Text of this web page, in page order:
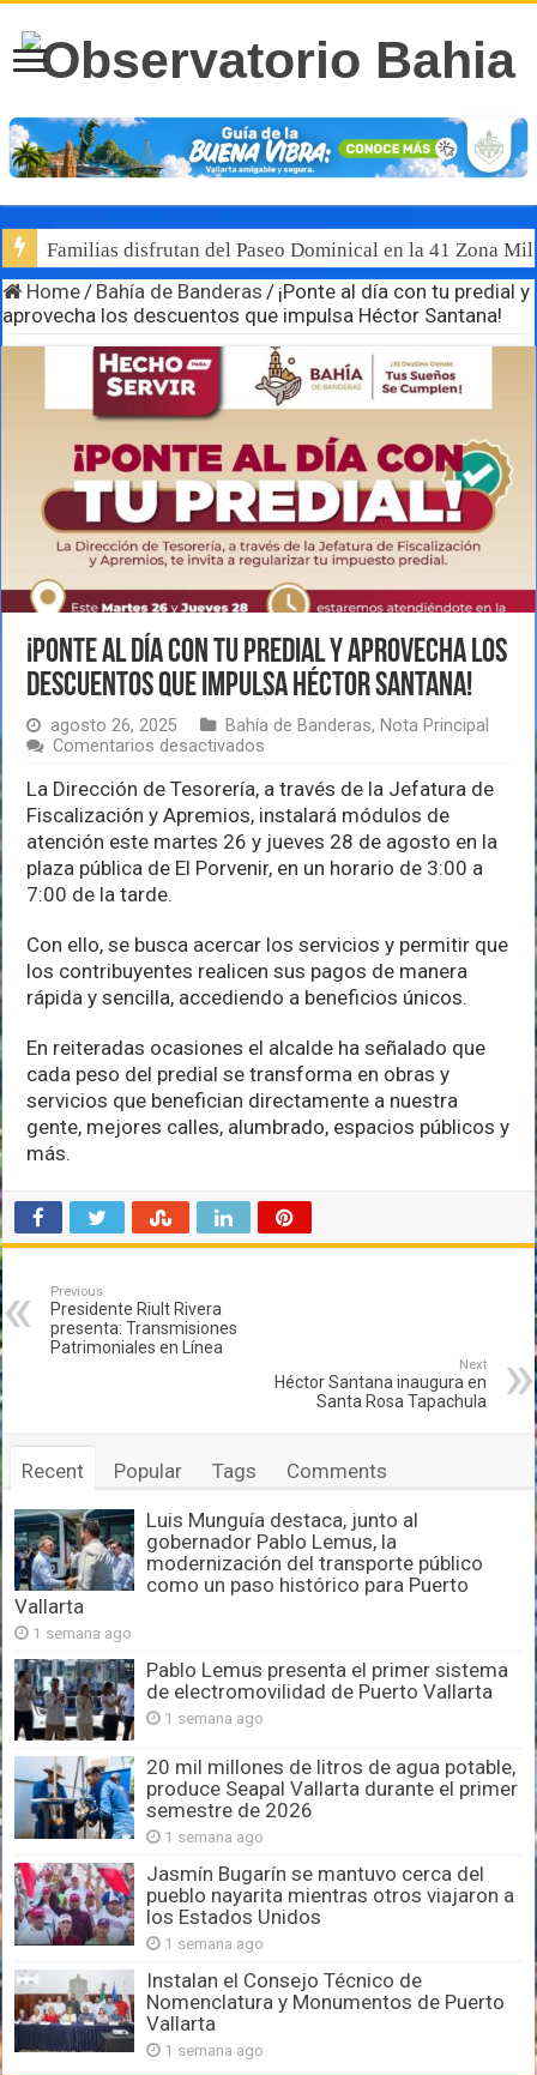
Familias disfrutan del Paseo Dominical en la 41 Zona
Home / Bahía de Banderas / ¡Ponte al día con tu predial y
aprovecha los descuentos que impulsa Héctor Santana!
¡Ponte al día con tu predial y aprovecha los
descuentos que impulsa Héctor Santana!
agosto 26, 2025 Bahía de Banderas, Nota Principal
Comentarios desactivados
al
con
tu
predial
descuentos
que
impulsa
Héctor
La Dirección de Tesorería, a través de la Jefatura de
Fiscalización y Apremios, instalará módulos de
atención este martes 26 y jueves 28 de agosto en la
plaza pública de El Porvenir, en un horario de 3:00 a
7:00 de la tarde.
Con ello, se busca acercar los servicios y permitir que
los contribuyentes realicen sus pagos de manera
rápida y sencilla, accediendo a beneficios únicos.
En reiteradas ocasiones el alcalde ha señalado que
cada peso del predial se transforma en obras y
servicios que benefician directamente a nuestra
gente, mejores calles, alumbrado, espacios públicos y
más.
Previous
Presidente Riult Rivera
presenta: Transmisiones
Patrimoniales en Línea
Next
Héctor Santana inaugura en
Santa Rosa Tapachula
Recent Popular Tags Comments
Luis Munguía destaca, junto al
gobernador Pablo Lemus, la
modernización del transporte público
como un paso histórico para Puerto
Vallarta
1 semana ago
Pablo Lemus presenta el primer sistema
de electromovilidad de Puerto Vallarta
1 semana ago
20 mil millones de litros de agua potable,
produce Seapal Vallarta durante el primer
semestre de 2026
1 semana ago
Jasmín Bugarín se mantuvo cerca del
pueblo nayarita mientras otros viajaron a
los Estados Unidos
1 semana ago
Instalan el Consejo Técnico de
Nomenclatura y Monumentos de Puerto
Vallarta
1 semana ago